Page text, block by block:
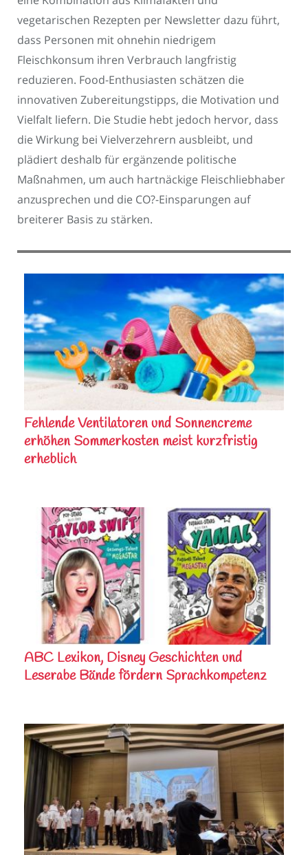
vegetarischen Rezepten per Newsletter dazu führt,
dass Personen mit ohnehin niedrigem
Fleischkonsum ihren Verbrauch langfristig
reduzieren. Food-Enthusiasten schätzen die
innovativen Zubereitungstipps, die Motivation und
Vielfalt liefern. Die Studie hebt jedoch hervor, dass
die Wirkung bei Vielverzehrern ausbleibt, und
plädiert deshalb für ergänzende politische
Maßnahmen, um auch hartnäckige Fleischliebhaber
anzusprechen und die CO?-Einsparungen auf
breiterer Basis zu stärken.
Fehlende Ventilatoren und Sonnencreme
erhöhen Sommerkosten meist kurzfristig
erheblich
ABC Lexikon, Disney Geschichten und
Leserabe Bände fördern Sprachkompetenz